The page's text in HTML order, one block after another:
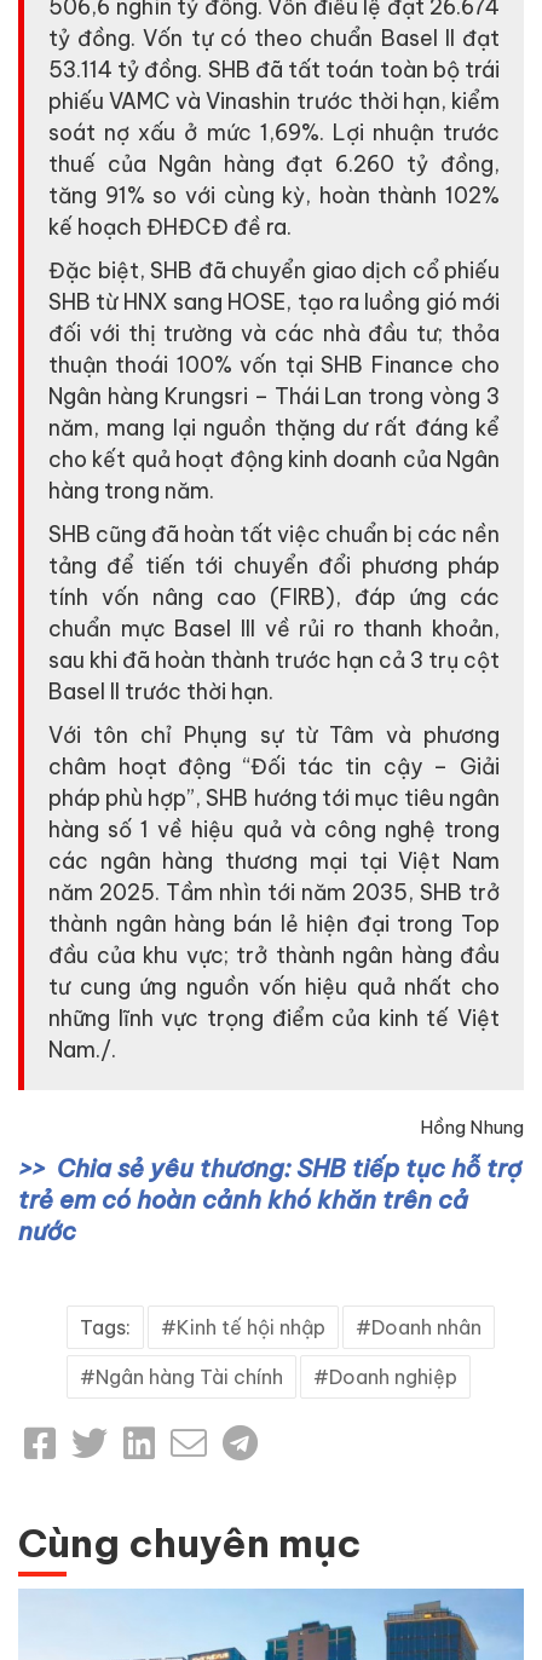
506,6 nghìn tỷ đồng. Vốn điều lệ đạt 26.674
tỷ đồng. Vốn tự có theo chuẩn Basel II đạt
53.114 tỷ đồng. SHB đã tất toán toàn bộ trái
phiếu VAMC và Vinashin trước thời hạn, kiểm
soát nợ xấu ở mức 1,69%. Lợi nhuận trước
thuế của Ngân hàng đạt 6.260 tỷ đồng,
tăng 91% so với cùng kỳ, hoàn thành 102%
kế hoạch ĐHĐCĐ đề ra.
Đặc biệt, SHB đã chuyển giao dịch cổ phiếu
SHB từ HNX sang HOSE, tạo ra luồng gió mới
đối với thị trường và các nhà đầu tư; thỏa
thuận thoái 100% vốn tại SHB Finance cho
Ngân hàng Krungsri – Thái Lan trong vòng 3
năm, mang lại nguồn thặng dư rất đáng kể
cho kết quả hoạt động kinh doanh của Ngân
hàng trong năm.
SHB cũng đã hoàn tất việc chuẩn bị các nền
tảng để tiến tới chuyển đổi phương pháp
tính vốn nâng cao (FIRB), đáp ứng các
chuẩn mực Basel III về rủi ro thanh khoản,
sau khi đã hoàn thành trước hạn cả 3 trụ cột
Basel II trước thời hạn.
Với tôn chỉ Phụng sự từ Tâm và phương
châm hoạt động “Đối tác tin cậy – Giải
pháp phù hợp”, SHB hướng tới mục tiêu ngân
hàng số 1 về hiệu quả và công nghệ trong
các ngân hàng thương mại tại Việt Nam
năm 2025. Tầm nhìn tới năm 2035, SHB trở
thành ngân hàng bán lẻ hiện đại trong Top
đầu của khu vực; trở thành ngân hàng đầu
tư cung ứng nguồn vốn hiệu quả nhất cho
những lĩnh vực trọng điểm của kinh tế Việt
Nam./.
Hồng Nhung
Chia sẻ yêu thương: SHB tiếp tục hỗ trợ
trẻ em có hoàn cảnh khó khăn trên cả
nước
Tags: Kinh tế hội nhập Doanh nhân
Ngân hàng Tài chính Doanh nghiệp
Cùng chuyên mục